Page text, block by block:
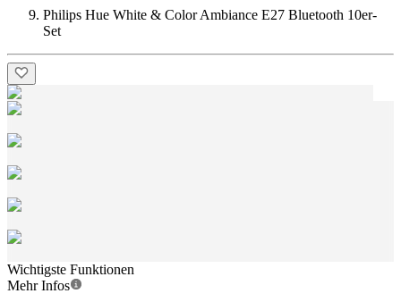
Philips Hue White & Color Ambiance E27 Bluetooth 10er-
Set
Wichtigste Funktionen
Mehr Infos